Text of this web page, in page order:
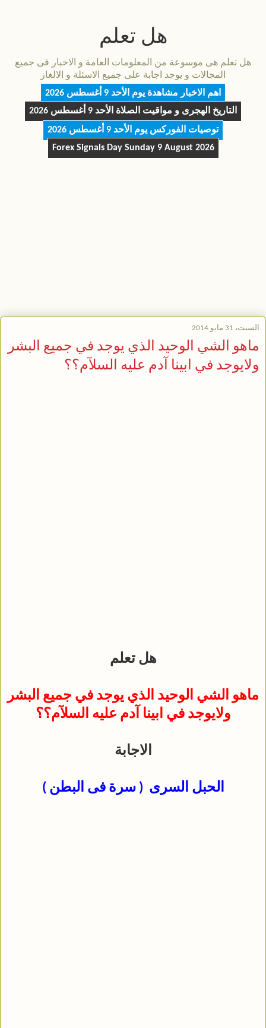
هل تعلم
هل تعلم هى موسوعة من المعلومات العامة و الاخبار فى جميع
المجالات و يوجد اجابة على جميع الاسئلة و الالغاز
اهم الاخبار مشاهدة يوم الأحد 9 أغسطس 2026
التاريخ الهجرى و مواقيت الصلاة الأحد 9 أغسطس 2026
توصيات الفوركس يوم الأحد 9 أغسطس 2026
Forex Signals Day Sunday 9 August 2026
السبت، 31 مايو 2014
ماهو الشي الوحيد الذي يوجد في جميع البشر
ولايوجد في ابينا آدم عليه السلآم؟؟
هل تعلم
ماهو الشي الوحيد الذي يوجد في جميع البشر
ولايوجد في ابينا آدم عليه السلآم؟؟
الاجابة
الحبل السرى ( سرة فى البطن )